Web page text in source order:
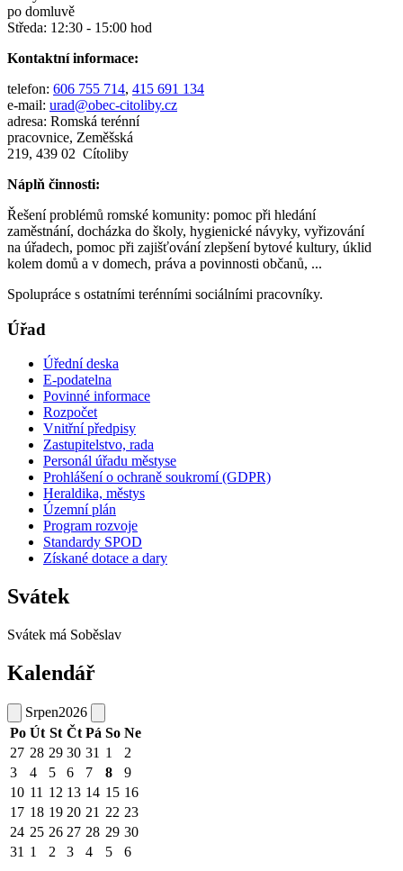
po domluvě
Středa: 12:30 - 15:00 hod
Kontaktní informace:
telefon: 606 755 714, 415 691 134
e-mail: urad@obec-citoliby.cz
adresa: Romská terénní
pracovnice, Zeměšská
219, 439 02 Cítoliby
Náplň činnosti:
Řešení problémů romské komunity: pomoc při hledání
zaměstnání, docházka do školy, hygienické návyky, vyřizování
na úřadech, pomoc při zajišťování zlepšení bytové kultury, úklid
kolem domů a v domech, práva a povinnosti občanů, ...
Spolupráce s ostatními terénními sociálními pracovníky.
Úřad
Úřední deska
E-podatelna
Povinné informace
Rozpočet
Vnitřní předpisy
Zastupitelstvo, rada
Personál úřadu městyse
Prohlášení o ochraně soukromí (GDPR)
Heraldika, městys
Územní plán
Program rozvoje
Standardy SPOD
Získané dotace a dary
Svátek
Svátek má Soběslav
Kalendář
Srpen2026
Po Út St Čt Pá So Ne
27 28 29 30 31 1
2
3
4 5 6 7 8
9
10 11 12 13 14 15 16
17 18 19 20 21 22 23
24 25 26 27 28 29 30
31 1 2 3 4 5 6